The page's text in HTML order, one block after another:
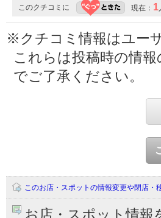
このクチコミに 現在： 1
※クチコミ情報はユー
これらは投稿時の情
でご了承ください。
このお店・スポットの情報変更や閉店・
お店・スポット情報